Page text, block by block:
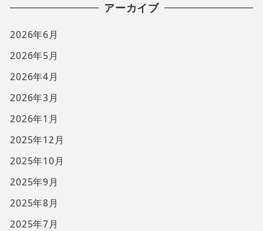
アーカイブ
2026年6月
2026年5月
2026年4月
2026年3月
2026年1月
2025年12月
2025年10月
2025年9月
2025年8月
2025年7月